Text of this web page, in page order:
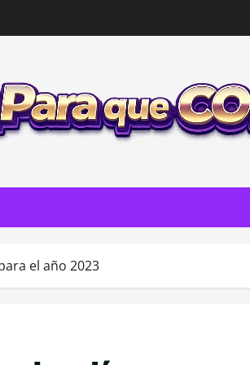
el año 2023